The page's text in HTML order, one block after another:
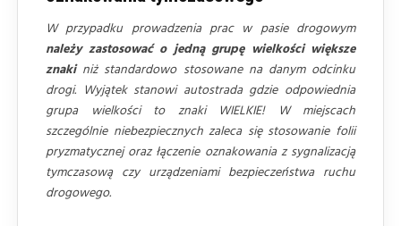
W przypadku prowadzenia prac w pasie drogowym
należy zastosować o jedną grupę wielkości większe
znakiniż standardowo stosowane na danym odcinku
drogi. Wyjątek stanowi autostrada gdzie odpowiednia
grupa wielkości to znaki WIELKIE! W miejscach
szczególnie niebezpiecznych zaleca się stosowanie folii
pryzmatycznej oraz łączenie oznakowania z sygnalizacją
tymczasową czy urządzeniami bezpieczeństwa ruchu
drogowego.